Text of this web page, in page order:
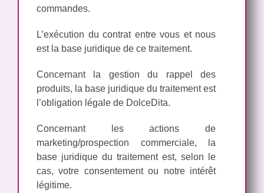
commandes.
L’exécution du contrat entre vous et nous
est la base juridique de ce traitement.
Concernant la gestion du rappel des
produits, la base juridique du traitement est
l’obligation légale de DolceDita.
Concernant les actions de
marketing/prospection commerciale, la
base juridique du traitement est, selon le
cas, votre consentement ou notre intérêt
légitime.